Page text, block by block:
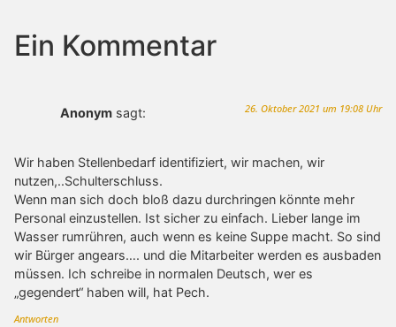
Ein Kommentar
Anonym sagt: 26. Oktober 2021 um 19:08 Uhr
Wir haben Stellenbedarf identifiziert, wir machen, wir
nutzen,..Schulterschluss.
Wenn man sich doch bloß dazu durchringen könnte mehr
Personal einzustellen. Ist sicher zu einfach. Lieber lange im
Wasser rumrühren, auch wenn es keine Suppe macht. So sind
wir Bürger angears…. und die Mitarbeiter werden es ausbaden
müssen. Ich schreibe in normalen Deutsch, wer es
„gegendert“ haben will, hat Pech.
Antworten